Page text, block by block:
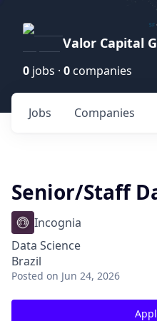
Valor Capital
0 jobs · 0 companies
Jobs Companies
Senior/Staff
Incognia
Data Science
Brazil
Posted on Jun 24, 2026